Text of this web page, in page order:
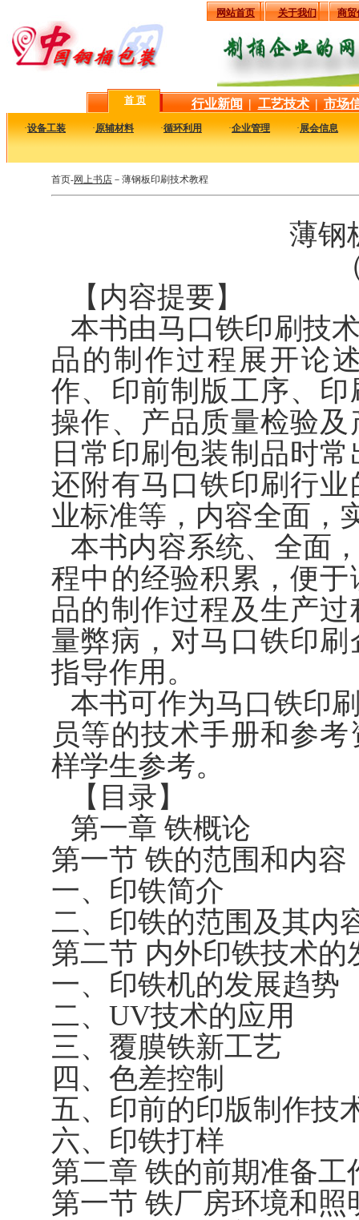
网站首页 关于我们 商贸
首 页 行业新闻 | 工艺技术 | 市场
·设备工装 ·原辅材料 ·循环利用 ·企业管理 ·展会信息
首页-网上书店 － 薄钢板印刷技术教程
薄钢
【内容提要】
本书由马口铁印刷技
品的制作过程展开论
作、印前制版工序、
操作、产品质量检验
日常印刷包装制品时
还附有马口铁印刷行
业标准等，内容全面，
本书内容系统、全面
程中的经验积累，便
品的制作过程及生产
量弊病，对马口铁印
指导作用。
本书可作为马口铁印
员等的技术手册和参
样学生参考。
【目录】
第一章 铁概论
第一节 铁的范围和内容
一、印铁简介
二、印铁的范围及其内
第二节 内外印铁技术的
一、印铁机的发展趋势
二、UV技术的应用
三、覆膜铁新工艺
四、色差控制
五、印前的印版制作技
六、印铁打样
第二章 铁的前期准备工
第一节 铁厂房环境和照